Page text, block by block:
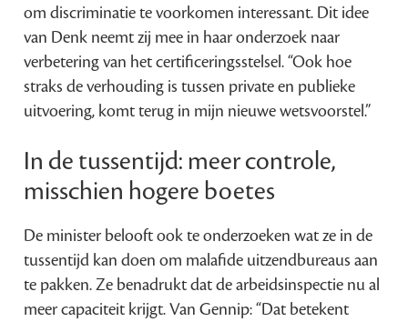
om discriminatie te voorkomen interessant. Dit idee
van Denk neemt zij mee in haar onderzoek naar
verbetering van het certificeringsstelsel. “Ook hoe
straks de verhouding is tussen private en publieke
uitvoering, komt terug in mijn nieuwe wetsvoorstel.”
In de tussentijd: meer controle,
misschien hogere boetes
De minister belooft ook te onderzoeken wat ze in de
tussentijd kan doen om malafide uitzendbureaus aan
te pakken. Ze benadrukt dat de arbeidsinspectie nu al
meer capaciteit krijgt. Van Gennip: “Dat betekent